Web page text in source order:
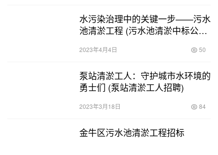
水污染治理中的关键一步——污水
池清淤工程 (污水池清淤中标公告
2023年4月4日 50
泵站清淤工人：守护城市水环境的
勇士们 (泵站清淤工人招聘)
2023年3月18日 84
金牛区污水池清淤工程招标